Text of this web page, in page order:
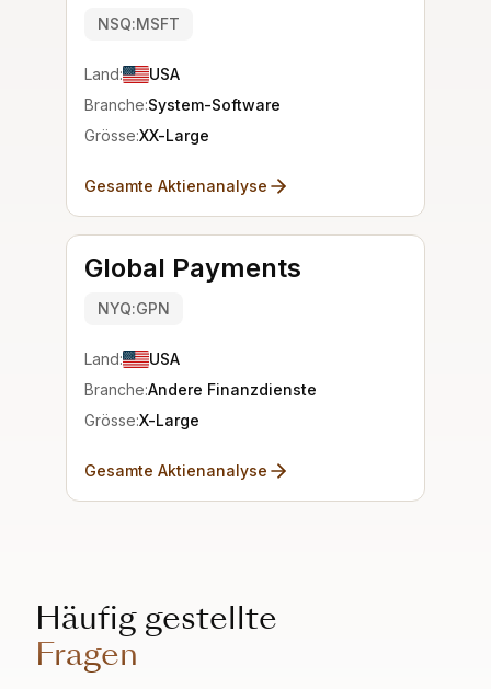
NSQ:MSFT
Land:
USA
Branche:System-Software
Grösse:XX-Large
Gesamte Aktienanalyse
Global Payments
NYQ:GPN
Land:
USA
Branche:Andere Finanzdienste
Grösse:X-Large
Gesamte Aktienanalyse
Häufig gestellte
Fragen